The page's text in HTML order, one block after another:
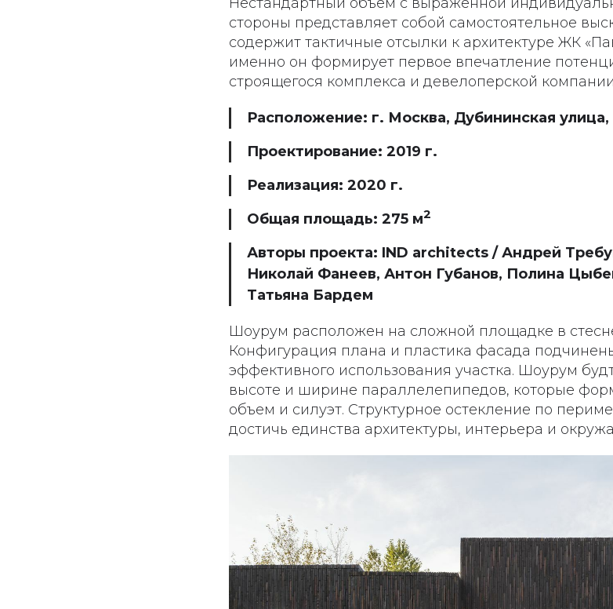
стороны представляет собой самостоятельное
содержит тактичные отсылки к архитектуре ЖК
именно он формирует первое впечатление
строящегося комплекса и девелоперской
Расположение: г. Москва, Дубининская улица,
Проектирование: 2019 г.
Реализация: 2020 г.
Общая площадь: 275 м2
Авторы проекта: IND architects / Андрей
Николай Фанеев, Антон Губанов, Полина
Татьяна Бардем
Шоурум расположен на сложной площадке в
Конфигурация плана и пластика фасада
эффективного использования участка. Шоурум
высоте и ширине параллелепипедов, которые
объем и силуэт. Структурное остекление по
достичь единства архитектуры, интерьера и